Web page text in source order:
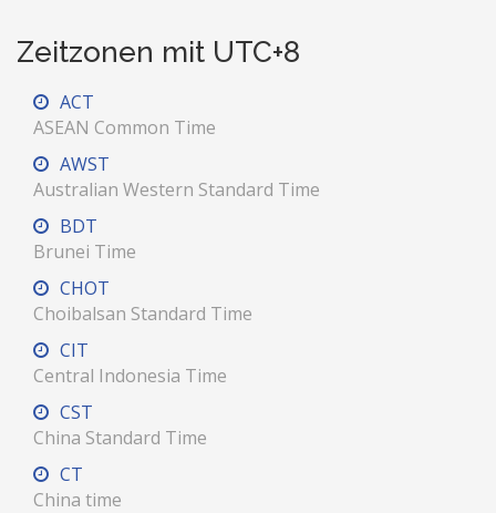
Zeitzonen mit UTC+8
ACT
ASEAN Common Time
AWST
Australian Western Standard Time
BDT
Brunei Time
CHOT
Choibalsan Standard Time
CIT
Central Indonesia Time
CST
China Standard Time
CT
China time